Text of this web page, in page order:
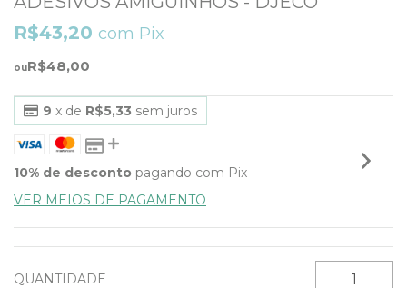
R$48,00
R$43,20 com Pix
9 x de R$5,33 sem juros
10% de desconto pagando com Pix
VER MEIOS DE PAGAMENTO
QUANTIDADE